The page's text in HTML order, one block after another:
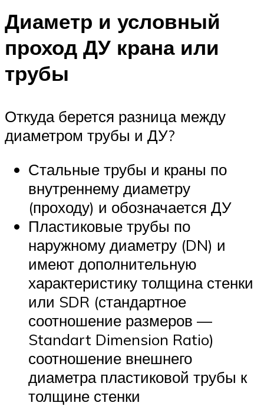
Диаметр и условный
проход ДУ крана или
трубы
Откуда берется разница между
диаметром трубы и ДУ?
Стальные трубы и краны по
внутреннему диаметру
(проходу) и обозначается ДУ
Пластиковые трубы по
наружному диаметру (DN) и
имеют дополнительную
характеристику толщина стенки
или SDR (стандартное
соотношение размеров —
Standart Dimension Ratio)
соотношение внешнего
диаметра пластиковой трубы к
толщине стенки